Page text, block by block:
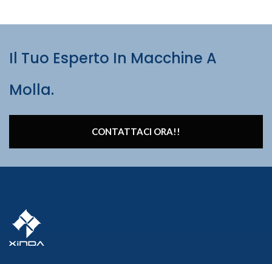
Il Tuo Esperto In Macchine A
Molla.
CONTATTACI ORA!!